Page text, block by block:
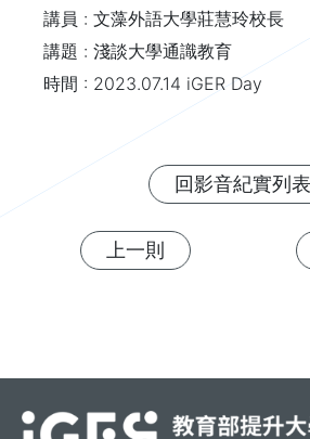
講員 : 文藻外語大學莊慧玲校長
講題 : 淺談大學通識教育
時間 : 2023.07.14 iGER Day
回影音紀實列表
上一則